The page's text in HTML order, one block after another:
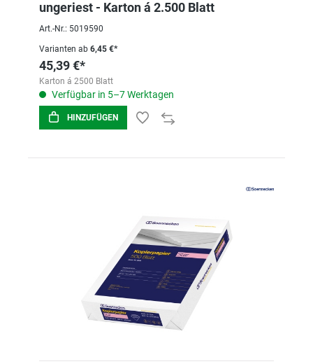
ungeriest - Karton á 2.500 Blatt
Art.-Nr.: 5019590
Varianten ab 6,45 €*
45,39 €*
Karton á 2500 Blatt
Verfügbar in 5–7 Werktagen
HINZUFÜGEN